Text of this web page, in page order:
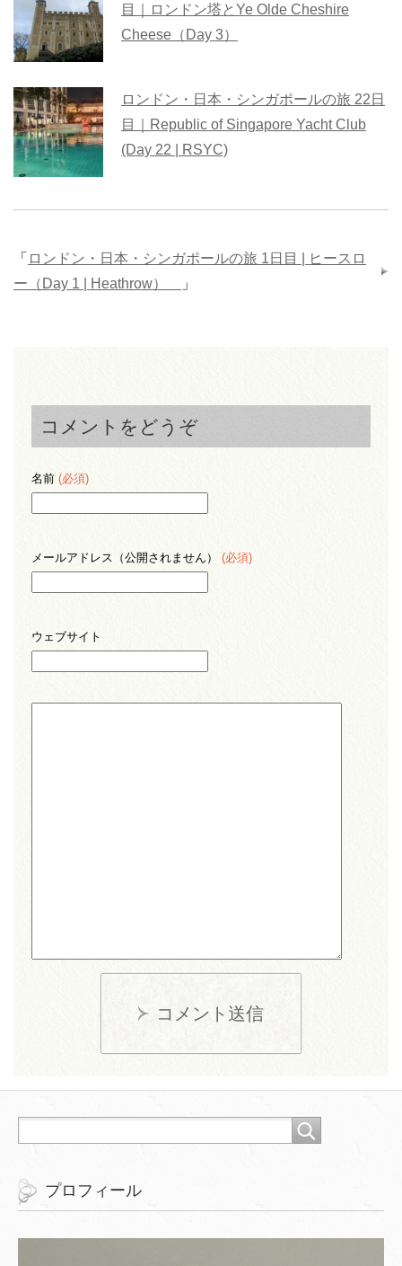
目｜ロンドン塔とYe Olde Cheshire
Cheese（Day 3）
ロンドン・日本・シンガポールの旅 22日
目｜Republic of Singapore Yacht Club
(Day 22 | RSYC)
「 ロンドン・日本・シンガポールの旅 1日目 | ヒースロ
ー（Day 1 | Heathrow）
」
コメントをどうぞ
名前 (必須)
メールアドレス（公開されません） (必須)
ウェブサイト
コメント送信
プロフィール